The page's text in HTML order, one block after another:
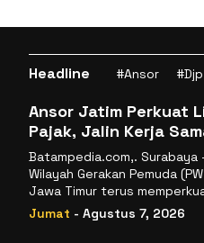
Headline #Ansor #Djp
Ansor Jatim Perkuat
Pajak, Jalin Kerja
DJP se-Jatim
Batampedia.com,. Surabaya
Wilayah Gerakan Pemuda
Jawa Timur terus
komitmennya dalam
kemandirian ekonomi
Jumat - Agustus 7, 2026